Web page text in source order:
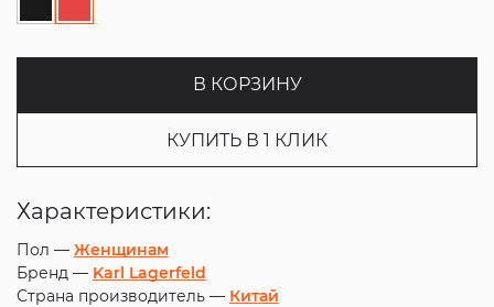
В КОРЗИНУ
КУПИТЬ В 1 КЛИК
Характеристики:
Пол — Женщинам
Бренд — Karl Lagerfeld
Страна производитель — Китай